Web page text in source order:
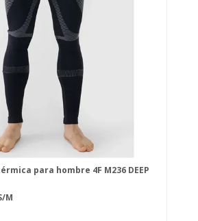
para hombre 4F M236 DEEP
M